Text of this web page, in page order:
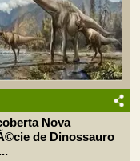
Nova
de Dinossauro